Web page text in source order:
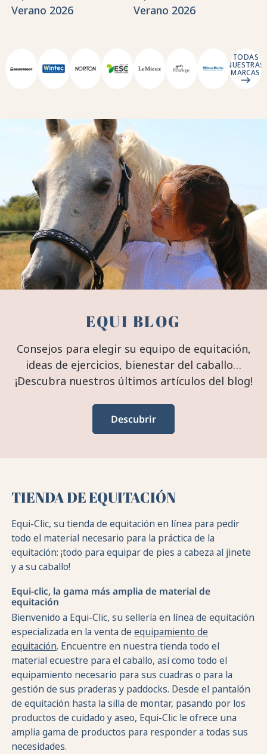
Verano 2026
Verano 2026
TODAS
NUESTRAS
MARCAS
EQUI BLOG
Consejos para elegir su equipo de equitación,
ideas de ejercicios, bienestar del caballo…
¡Descubra nuestros últimos artículos del blog!
Descubrir
TIENDA DE EQUITACIÓN
Equi-Clic, su tienda de equitación en línea para pedir
todo el material necesario para la práctica de la
equitación: ¡todo para equipar de pies a cabeza al jinete
y a su caballo!
Equi-clic, la gama más amplia de material de
equitación
Bienvenido a Equi-Clic, su sellería en línea de equitación
especializada en la venta deequipamiento de
equitación. Encuentre en nuestra tienda todo el
material ecuestre para el caballo, así como todo el
equipamiento necesario para sus cuadras o para la
gestión de sus praderas y paddocks. Desde el pantalón
de equitación hasta la silla de montar, pasando por los
productos de cuidado y aseo, Equi-Clic le ofrece una
amplia gama de productos para responder a todas sus
necesidades.